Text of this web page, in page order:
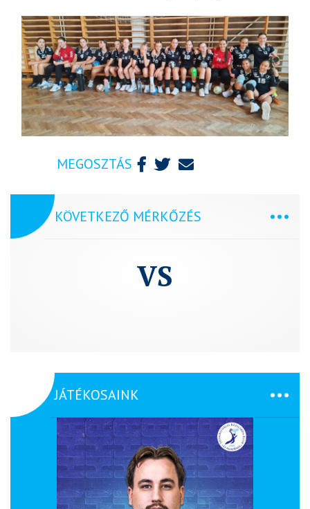
MEGOSZTÁS
KÖVETKEZŐ MÉRKŐZÉS
VS
JÁTÉKOSAINK